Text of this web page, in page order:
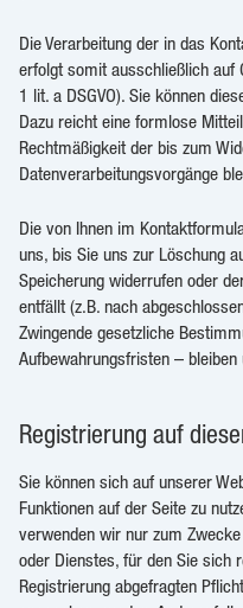
Die Verarbeitung der in das
erfolgt somit ausschließlich auf
1 lit. a DSGVO). Sie können
Dazu reicht eine formlose
Rechtmäßigkeit der bis zum
Datenverarbeitungsvorgänge
Die von Ihnen im
uns, bis Sie uns zur Löschung
Speicherung widerrufen oder
entfällt (z.B. nach
Zwingende gesetzliche
Aufbewahrungsfristen – bleiben
Registrierung auf
Sie können sich auf unserer
Funktionen auf der Seite zu
verwenden wir nur zum
oder Dienstes, für den Sie sich
Registrierung abgefragten